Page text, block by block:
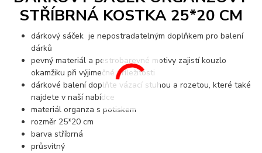
STŘÍBRNÁ KOSTKA 25*20 CM
dárkový sáček je nepostradatelným doplňkem pro balení
dárků
pevný materiál a pestrobarevné motivy zajistí kouzlo
okamžiku při výjimečné příležitosti
dárkové balení doplňte vázací stuhou a rozetou, které také
najdete v naší nabídce
materiál organza s potiskem
rozměr 25*20 cm
barva stříbrná
průsvitný